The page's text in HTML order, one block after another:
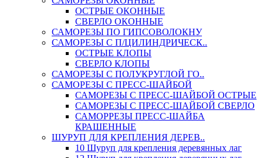
ОСТРЫЕ ОКОННЫЕ
СВЕРЛО ОКОННЫЕ
САМОРЕЗЫ ПО ГИПСОВОЛОКНУ
САМОРЕЗЫ С П/ЦИЛИНДРИЧЕСК..
ОСТРЫЕ КЛОПЫ
СВЕРЛО КЛОПЫ
САМОРЕЗЫ С ПОЛУКРУГЛОЙ ГО..
САМОРЕЗЫ С ПРЕСС-ШАЙБОЙ
САМОРЕЗЫ С ПРЕСС-ШАЙБОЙ ОСТРЫЕ
САМОРЕЗЫ С ПРЕСС-ШАЙБОЙ СВЕРЛО
САМОРРЕЗЫ ПРЕСС-ШАЙБА
КРАШЕННЫЕ
ШУРУП ДЛЯ КРЕПЛЕНИЯ ДЕРЕВ..
10 Шуруп для крепления деревянных лаг